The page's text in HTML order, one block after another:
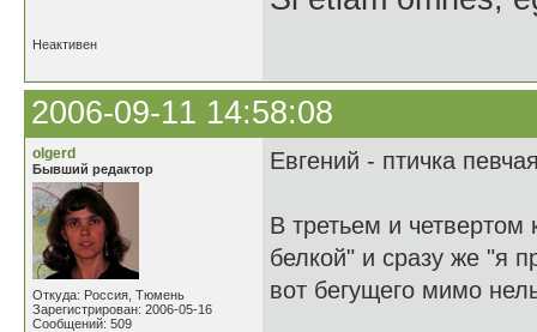
Неактивен
2006-09-11 14:58:08
olgerd
Бывший редактор
Откуда: Россия, Тюмень
Зарегистрирован: 2006-05-16
Сообщений: 509
Евгений - птичка
В третьем и
белкой" и сразу же "я
вот бегущего мимо